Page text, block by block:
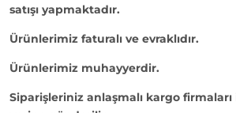
satışı yapmaktadır.
Ürünlerimiz faturalı ve evraklıdır.
Ürünlerimiz muhayyerdir.
Siparişleriniz anlaşmalı kargo